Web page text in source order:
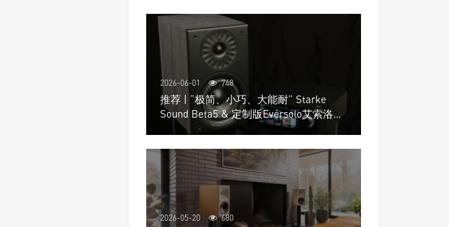
2026-06-01 748
推荐 | “极简、小巧、大能耐” Starke
Sound Beta5 & 定制版Eversolo艾索洛
Play音响组合
2026-05-20 680